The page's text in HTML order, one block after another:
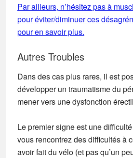
Par ailleurs, n’hésitez pas à
pour éviter/diminuer ces
pour en savoir plus.
Autres Troubles
Dans des cas plus rares, il est
développer un traumatisme du
mener vers une dysfonction
Le premier signe est une
vous rencontrez des difficultés à
avoir fait du vélo (et pas qu’un